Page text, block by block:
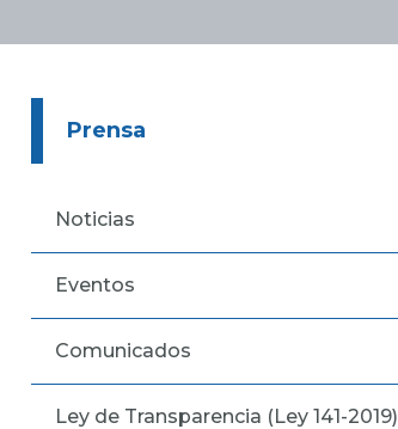
Prensa
Noticias
Eventos
Comunicados
Ley de Transparencia (Ley 141-2019)